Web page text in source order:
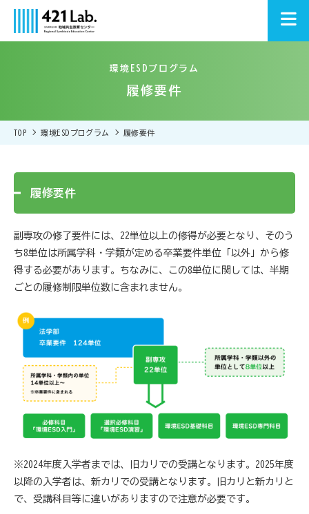
環境ESDプログラム
履修要件
TOP 環境ESDプログラム 履修要件
履修要件
副専攻の修了要件には、22単位以上の修得が必要となり、そのう
ち8単位は所属学科・学類が定める卒業要件単位「以外」から修
得する必要があります。ちなみに、この8単位に関しては、半期
ごとの履修制限単位数に含まれません。
※2024年度入学者までは、旧カリでの受講となります。2025年度
以降の入学者は、新カリでの受講となります。旧カリと新カリと
で、受講科目等に違いがありますので注意が必要です。